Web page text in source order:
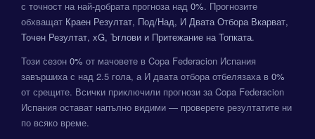
с точност на най-добрата прогноза над 0%. Прогнозите
обхващат Краен Резултат, Под/Над, И Двата Отбора Вкарват,
Точен Резултат, xG, Ъглови и Притежание на Топката.
Този сезон 0% от мачовете в Copa Federacion Испания
завършиха с над 2.5 гола, а И двата отбора отбелязаха в 0%
от срещите. Всички приключили прогнози за Copa Federacion
Испания остават напълно видими — проверете резултатите ни
по всяко време.